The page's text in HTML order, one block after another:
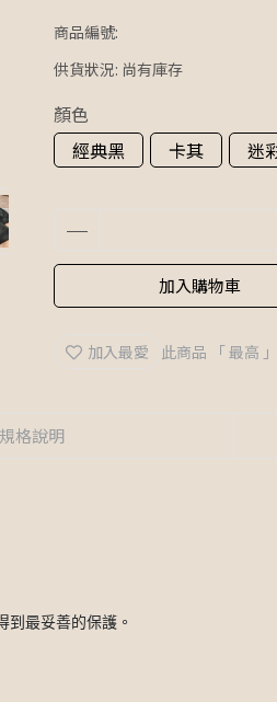
商品編號:
供貨狀況: 尚有庫存
顏色
經典黑
卡其 迷
加入購物車
加入最愛 此商品 「 最高
規格說明
到最妥善的保護。